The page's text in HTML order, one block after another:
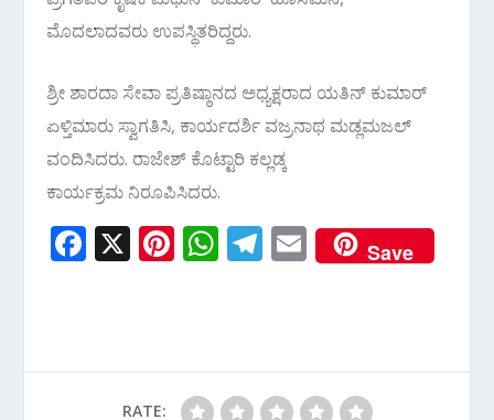
ಮೊದಲಾದವರು ಉಪಸ್ಥಿತರಿದ್ದರು.
ಶ್ರೀ ಶಾರದಾ ಸೇವಾ ಪ್ರತಿಷ್ಠಾನದ ಅಧ್ಯಕ್ಷರಾದ ಯತಿನ್ ಕುಮಾರ್
ಏಳ್ತಿಮಾರು ಸ್ವಾಗತಿಸಿ, ಕಾರ್ಯದರ್ಶಿ ವಜ್ರನಾಥ ಮಡ್ಲಮಜಲ್
ವಂದಿಸಿದರು. ರಾಜೇಶ್ ಕೊಟ್ಟಾರಿ ಕಲ್ಲಡ್ಕ
ಕಾರ್ಯಕ್ರಮ ನಿರೂಪಿಸಿದರು.
F
o
X Pi
st
W
A
T
a
E
m
Save
RATE: